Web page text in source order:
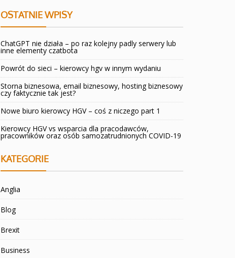
OSTATNIE WPISY
ChatGPT nie działa – po raz kolejny padly serwery lub
inne elementy czatbota
Powrót do sieci – kierowcy hgv w innym wydaniu
Storna biznesowa, email biznesowy, hosting biznesowy
czy faktycznie tak jest?
Nowe biuro kierowcy HGV – coś z niczego part 1
Kierowcy HGV vs wsparcia dla pracodawców,
pracowników oraz osób samozatrudnionych COVID-19
KATEGORIE
Anglia
Blog
Brexit
Business